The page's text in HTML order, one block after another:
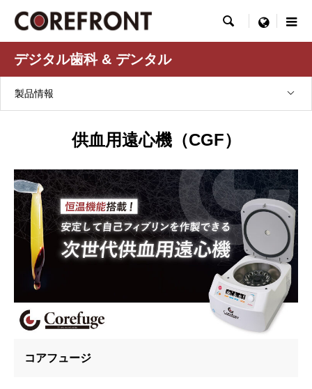
 menu
デジタル歯科 & デンタル
製品情報
供血用遠心機（CGF）
コアフュージ